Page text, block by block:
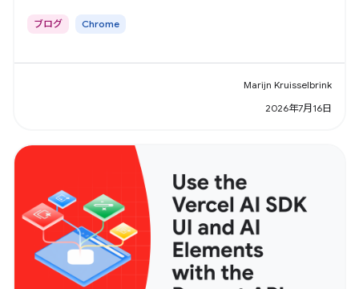
ブログ Chrome
Marijn Kruisselbrink
2026年7月16日